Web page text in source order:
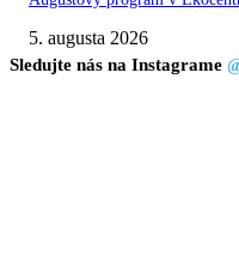
5. augusta 2026
Sledujte nás na Instagrame